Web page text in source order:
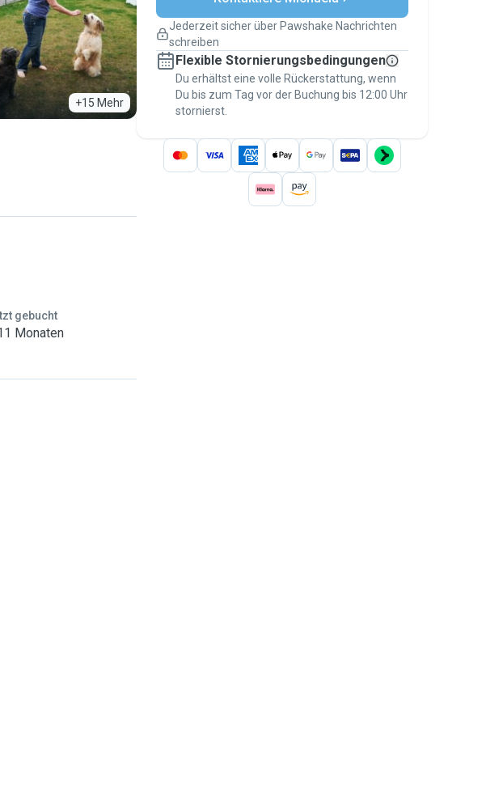
+15 Mehr
gebucht
Monaten
Versicherte Buchungen
Erledige alles über Pawshake – von der
ersten Nachricht bis zur Bezahlung –, um
über die Pawshake-Garantieabgesichert zu
sein
Jederzeit sicher über Pawshake Nachrichten
schreiben
Flexible Stornierungsbedingungen
Du erhältst eine volle Rückerstattung, wenn
Du bis zum Tag vor der Buchung bis 12:00 Uhr
stornierst.